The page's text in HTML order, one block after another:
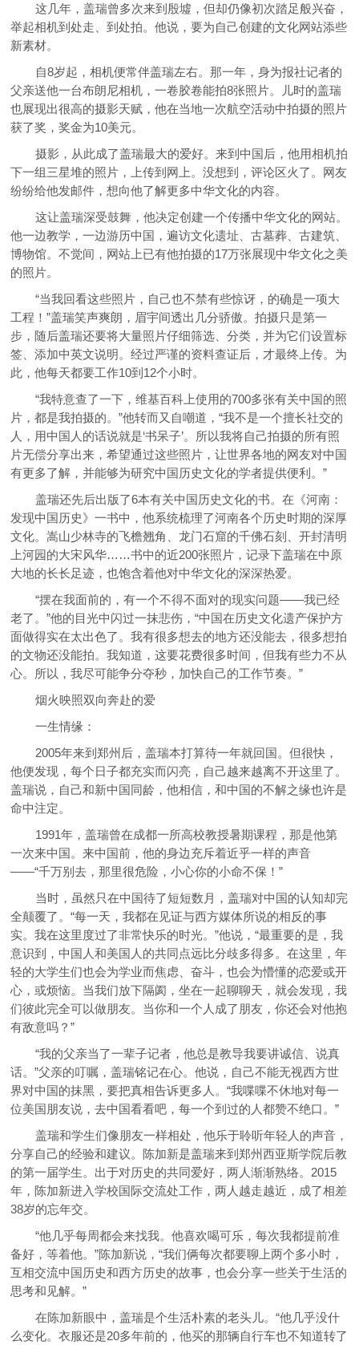
这几年，盖瑞曾多次来到殷墟，但却仍像初次踏足般兴奋，
举起相机到处走、到处拍。他说，要为自己创建的文化网站添些
新素材。
自8岁起，相机便常伴盖瑞左右。那一年，身为报社记者的
父亲送他一台布朗尼相机，一卷胶卷能拍8张照片。儿时的盖瑞
也展现出很高的摄影天赋，他在当地一次航空活动中拍摄的照片
获了奖，奖金为10美元。
摄影，从此成了盖瑞最大的爱好。来到中国后，他用相机拍
下一组三星堆的照片，上传到网上。没想到，评论区火了。网友
纷纷给他发邮件，想向他了解更多中华文化的内容。
这让盖瑞深受鼓舞，他决定创建一个传播中华文化的网站。
他一边教学，一边游历中国，遍访文化遗址、古墓葬、古建筑、
博物馆。不觉间，网站上已有他拍摄的17万张展现中华文化之美
的照片。
“当我回看这些照片，自己也不禁有些惊讶，的确是一项大
工程！”盖瑞笑声爽朗，眉宇间透出几分骄傲。拍摄只是第一
步，随后盖瑞还要将大量照片仔细筛选、分类，并为它们设置标
签、添加中英文说明。经过严谨的资料查证后，才最终上传。为
此，他每天都要工作10到12个小时。
“我特意查了一下，维基百科上使用的700多张有关中国的照
片，都是我拍摄的。”他转而又自嘲道，“我不是一个擅长社交的
人，用中国人的话说就是‘书呆子’。所以我将自己拍摄的所有照
片无偿分享出来，希望通过这些照片，让世界各地的网友对中国
有更多了解，并能够为研究中国历史文化的学者提供便利。”
盖瑞还先后出版了6本有关中国历史文化的书。在《河南：
发现中国历史》一书中，他系统梳理了河南各个历史时期的深厚
文化。嵩山少林寺的飞檐翘角、龙门石窟的千佛石刻、开封清明
上河园的大宋风华……书中的近200张照片，记录下盖瑞在中原
大地的长长足迹，也饱含着他对中华文化的深深热爱。
“摆在我面前的，有一个不得不面对的现实问题——我已经
老了。”他的目光中闪过一抹悲伤，“中国在历史文化遗产保护方
面做得实在太出色了。我有很多想去的地方还没能去，很多想拍
的文物还没能拍。我知道，这要花费很多时间，但我有些力不从
心。所以，我尽可能争分夺秒，加快自己的工作节奏。”
烟火映照双向奔赴的爱
一生情缘：
2005年来到郑州后，盖瑞本打算待一年就回国。但很快，
他便发现，每个日子都充实而闪亮，自己越来越离不开这里了。
盖瑞说，自己和新中国同龄，他相信，和中国的不解之缘也许是
命中注定。
1991年，盖瑞曾在成都一所高校教授暑期课程，那是他第
一次来中国。来中国前，他的身边充斥着近乎一样的声音
——“千万别去，那里很危险，小心你的小命不保！”
当时，虽然只在中国待了短短数月，盖瑞对中国的认知却完
全颠覆了。“每一天，我都在见证与西方媒体所说的相反的事
实。我在这里度过了非常快乐的时光。”他说，“最重要的是，我
意识到，中国人和美国人的共同点远比分歧多得多。在这里，年
轻的大学生们也会为学业而焦虑、奋斗，也会为懵懂的恋爱或开
心，或烦恼。当我们放下隔阂，坐在一起聊聊天，就会发现，我
们彼此完全可以做朋友。当你和一个人成了朋友，你还会对他抱
有敌意吗？”
“我的父亲当了一辈子记者，他总是教导我要讲诚信、说真
话。”父亲的叮嘱，盖瑞铭记在心。他说，自己不能无视西方世
界对中国的抹黑，要把真相告诉更多人。“我喋喋不休地对每一
位美国朋友说，去中国看看吧，每一个到过的人都赞不绝口。”
盖瑞和学生们像朋友一样相处，他乐于聆听年轻人的声音，
分享自己的经验和建议。陈加新是盖瑞来到郑州西亚斯学院后教
的第一届学生。出于对历史的共同爱好，两人渐渐熟络。2015
年，陈加新进入学校国际交流处工作，两人越走越近，成了相差
38岁的忘年交。
“他几乎每周都会来找我。他喜欢喝可乐，每次我都提前准
备好，等着他。”陈加新说，“我们俩每次都要聊上两个多小时，
互相交流中国历史和西方历史的故事，也会分享一些关于生活的
思考和见解。”
在陈加新眼中，盖瑞是个生活朴素的老头儿。“他几乎没什
么变化。衣服还是20多年前的，他买的那辆自行车也不知道转了